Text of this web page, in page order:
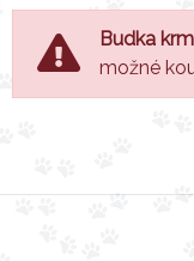
Budka
možné